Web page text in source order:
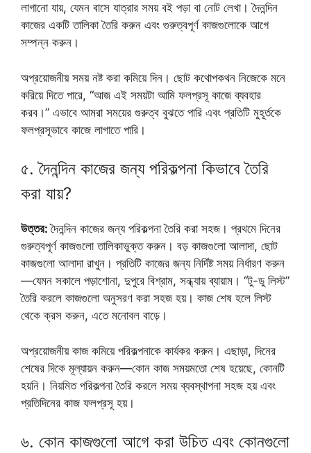
লাগানো যায়, যেমন বাসে যাত্রার সময় বই পড়া বা নোট লেখা। দৈনন্দিন
কাজের একটি তালিকা তৈরি করুন এবং গুরুত্বপূর্ণ কাজগুলোকে আগে
সম্পন্ন করুন।
অপ্রয়োজনীয় সময় নষ্ট করা কমিয়ে দিন। ছোট কথোপকথন নিজেকে মনে
করিয়ে দিতে পারে, “আজ এই সময়টা আমি ফলপ্রসূ কাজে ব্যবহার
করব।” এভাবে আমরা সময়ের গুরুত্ব বুঝতে পারি এবং প্রতিটি মুহূর্তকে
ফলপ্রসূভাবে কাজে লাগাতে পারি।
৫. দৈনন্দিন কাজের জন্য পরিকল্পনা কিভাবে তৈরি
করা যায়?
উত্তর:দৈনন্দিন কাজের জন্য পরিকল্পনা তৈরি করা সহজ। প্রথমে দিনের
গুরুত্বপূর্ণ কাজগুলো তালিকাভুক্ত করুন। বড় কাজগুলো আলাদা, ছোট
কাজগুলো আলাদা রাখুন। প্রতিটি কাজের জন্য নির্দিষ্ট সময় নির্ধারণ করুন
—যেমন সকালে পড়াশোনা, দুপুরে বিশ্রাম, সন্ধ্যায় ব্যায়াম। “টু-ডু লিস্ট”
তৈরি করলে কাজগুলো অনুসরণ করা সহজ হয়। কাজ শেষ হলে লিস্ট
থেকে ক্রস করুন, এতে মনোবল বাড়ে।
অপ্রয়োজনীয় কাজ কমিয়ে পরিকল্পনাকে কার্যকর করুন। এছাড়া, দিনের
শেষের দিকে মূল্যায়ন করুন—কোন কাজ সময়মতো শেষ হয়েছে, কোনটি
হয়নি। নিয়মিত পরিকল্পনা তৈরি করলে সময় ব্যবস্থাপনা সহজ হয় এবং
প্রতিদিনের কাজ ফলপ্রসূ হয়।
৬. কোন কাজগুলো আগে করা উচিত এবং কোনগুলো